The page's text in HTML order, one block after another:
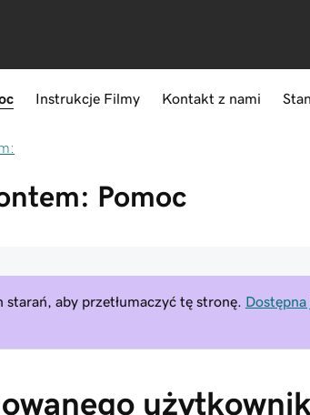
Instrukcje Filmy Kontakt z nami
Pomoc
starań, aby przetłumaczyć tę stronę.